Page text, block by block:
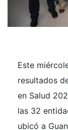
Este
resultados
en Salud
las 32
ubicó a